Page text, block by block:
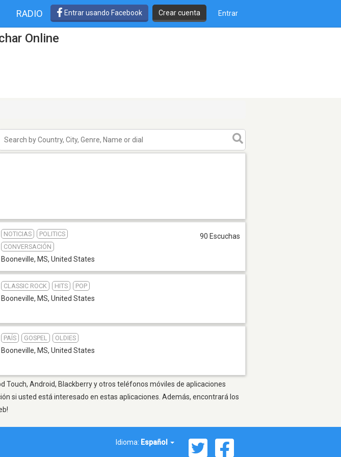
RADIO Entrar usando Facebook Crear cuenta Entrar
Online
NOTICIAS
POLITICS
CONVERSACIÓN
Booneville, MS, United States
90 Escuchas
CLASSIC ROCK HITS POP
Booneville, MS, United States
PAÍS GOSPEL OLDIES
Booneville, MS, United States
Touch, Android, Blackberry y otros teléfonos móviles de aplicaciones
si usted está interesado en estas aplicaciones. Además, encontrará los
Idioma: Español